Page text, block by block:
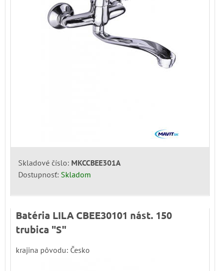
Skladové číslo: MKCCBEE301A
Dostupnosť: Skladom
Batéria LILA CBEE30101 nást. 150
trubica "S"
krajina pôvodu: Česko